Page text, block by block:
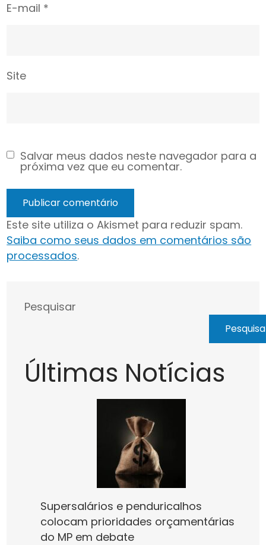
E-mail *
Site
Salvar meus dados neste navegador para a
próxima vez que eu comentar.
Este site utiliza o Akismet para reduzir spam.
Saiba como seus dados em comentários são
processados.
Pesquisar
Últimas Notícias
Supersalários e penduricalhos
colocam prioridades orçamentárias
do MP em debate